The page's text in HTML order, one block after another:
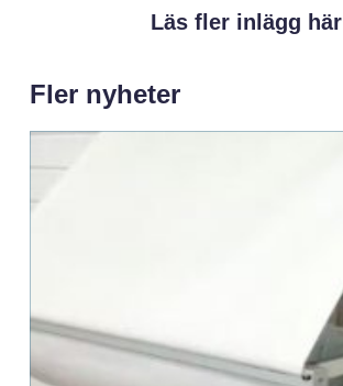
Läs fler inlägg här
Fler nyheter